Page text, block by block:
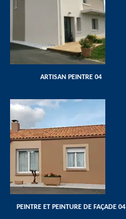
ARTISAN PEINTRE 04
PEINTRE ET PEINTURE DE FAÇADE 04